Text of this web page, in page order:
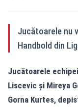
Jucătoarele nu
Handbold din
Jucătoarele
Liscevic şi Mireya
Gorna Kurtes,